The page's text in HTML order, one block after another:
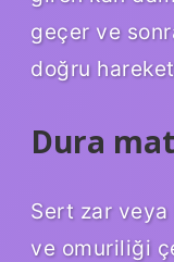
geçer ve
doğru
Dura
Sert zar veya
ve omuriliği